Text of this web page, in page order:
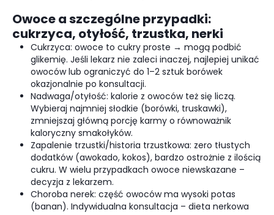
Owoce a szczególne przypadki:
cukrzyca, otyłość, trzustka, nerki
Cukrzyca: owoce to cukry proste → mogą podbić
glikemię. Jeśli lekarz nie zaleci inaczej, najlepiej unikać
owoców lub ograniczyć do 1–2 sztuk borówek
okazjonalnie po konsultacji.
Nadwaga/otyłość: kalorie z owoców też się liczą.
Wybieraj najmniej słodkie (borówki, truskawki),
zmniejszaj główną porcję karmy o równoważnik
kaloryczny smakołyków.
Zapalenie trzustki/historia trzustkowa: zero tłustych
dodatków (awokado, kokos), bardzo ostrożnie z ilością
cukru. W wielu przypadkach owoce niewskazane –
decyzja z lekarzem.
Choroba nerek: część owoców ma wysoki potas
(banan). Indywidualna konsultacja – dieta nerkowa